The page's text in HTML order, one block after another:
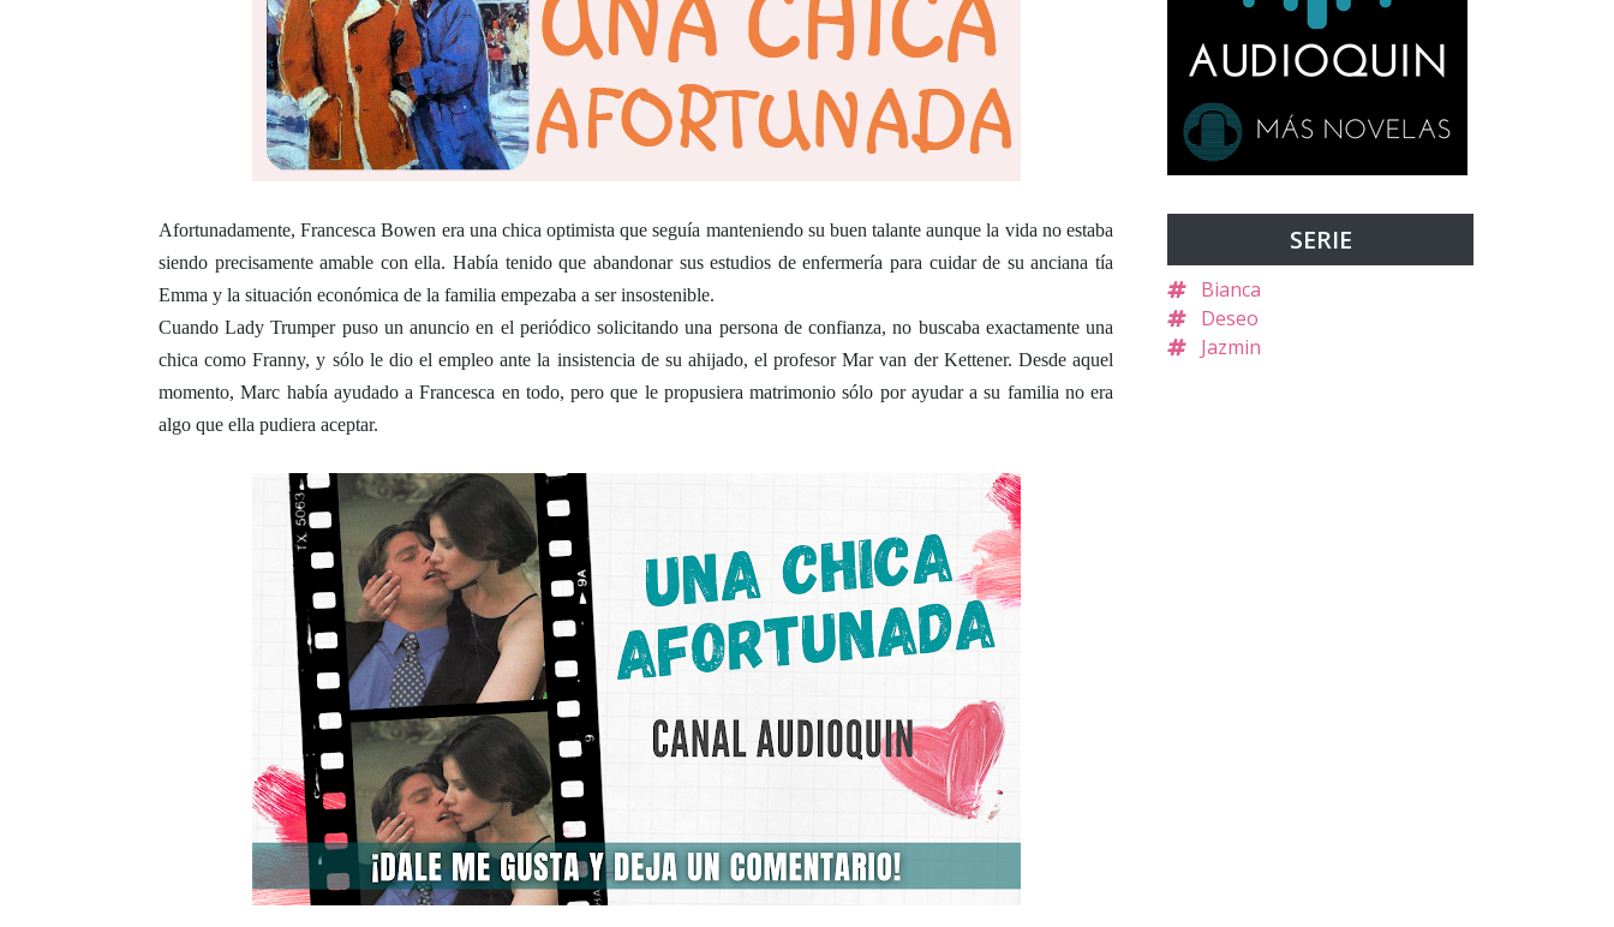
Afortunadamente, Francesca Bowen era una chica optimista que seguía manteniendo su buen talante aunque la vida no estaba
siendo precisamente amable con ella. Había tenido que abandonar sus estudios de enfermería para cuidar de su anciana tía
Emma y la situación económica de la familia empezaba a ser insostenible.
Cuando Lady Trumper puso un anuncio en el periódico solicitando una persona de confianza, no buscaba exactamente una
chica como Franny, y sólo le dio el empleo ante la insistencia de su ahijado, el profesor Mar van der Kettener. Desde aquel
momento, Marc había ayudado a Francesca en todo, pero que le propusiera matrimonio sólo por ayudar a su familia no era
algo que ella pudiera aceptar.
SERIE
Bianca
Deseo
Jazmin